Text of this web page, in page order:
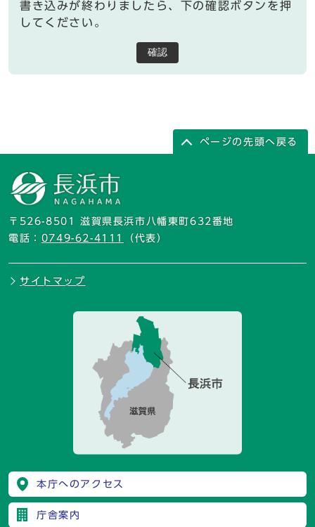
書き込みが終わりましたら、下の確認ボタンを押
してください。
確認
ページの先頭へ戻る
〒526-8501 滋賀県長浜市八幡東町632番地
電話： 0749-62-4111 （代表）
サイトマップ
本庁へのアクセス
庁舎案内